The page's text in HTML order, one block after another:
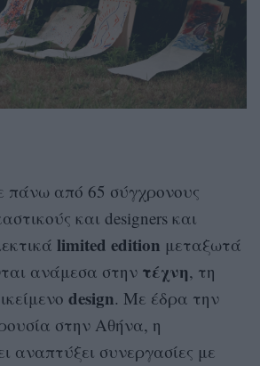
πάνω από 65 σύγχρονους
και designers και
limited edition μεταξωτά
ανάμεσα στην τέχνη, τη
design. Με έδρα την
στην Αθήνα, η
αναπτύξει συνεργασίες με